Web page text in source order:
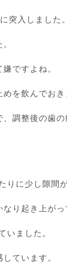
突入しました。
ですよね。
を飲んでおき
調整後の歯
りに少し隙間
り起き上がっ
いました。
ています。